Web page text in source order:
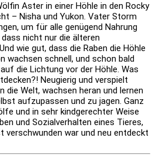
Aster in einer Höhle in den Rocky
– Nisha und Yukon. Vater Storm
um für alle genügend Nahrung
nicht nur die älteren
wie gut, dass die Raben die Höhle
wachsen schnell, und schon bald
die Lichtung vor der Höhle. Was
Neugierig und verspielt
die Welt, wachsen heran und lernen
aufzupassen und zu jagen. Ganz
und in sehr kindgerechter Weise
und Sozialverhalten eines Tieres,
verschwunden war und neu entdeckt